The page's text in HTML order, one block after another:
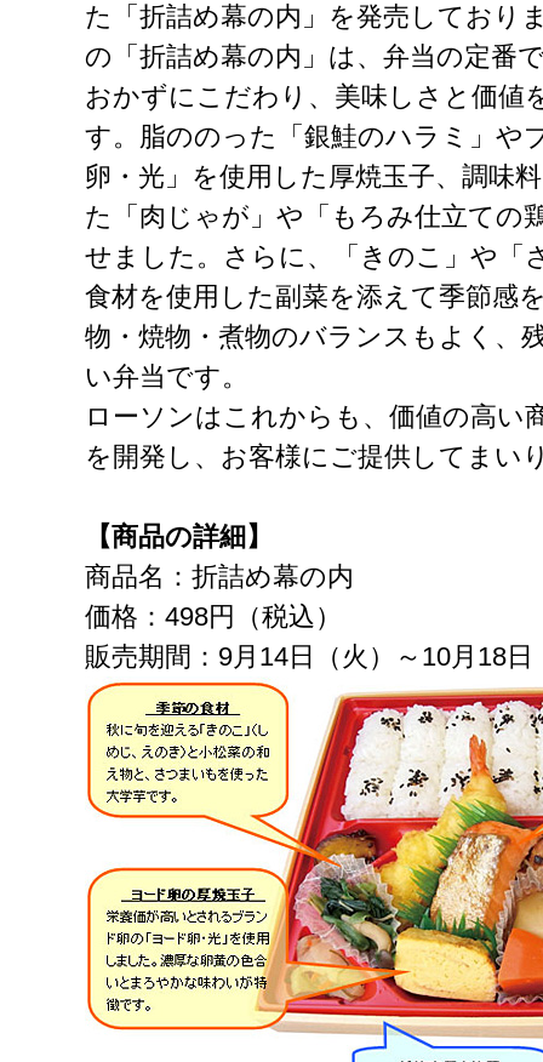
た「折詰め幕の内」を発売しており
の「折詰め幕の内」は、弁当の定番
おかずにこだわり、美味しさと価値
す。脂ののった「銀鮭のハラミ」や
卵・光」を使用した厚焼玉子、調味
た「肉じゃが」や「もろみ仕立ての
せました。さらに、「きのこ」や「
食材を使用した副菜を添えて季節感
物・焼物・煮物のバランスもよく、
い弁当です。
ローソンはこれからも、価値の高い
を開発し、お客様にご提供してまい
【商品の詳細】
商品名：折詰め幕の内
価格：498円（税込）
販売期間：9月14日（火）～10月18日